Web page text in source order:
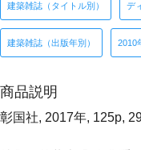
建築雑誌（タイトル別） デ
建築雑誌（出版年別） 2010
商品説明
彰国社, 2017年, 125p,